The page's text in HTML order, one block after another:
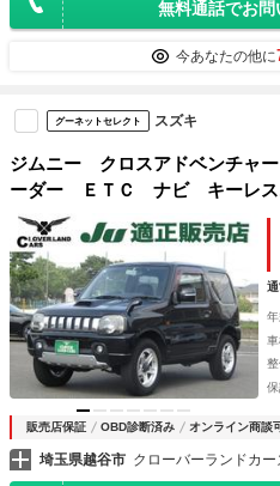
無料通話でお問
今あなたの他に
グーネットセレクト スズキ
ジムニー クロスアドベンチャ
ーダー ＥＴＣ ナビ キーレス
ー シートヒーター ＡＴ Ａ
全ボディ エアコン
車
販売店保証 OBD診断済み オンライン商談可
埼玉県越谷市 クローバーランドカ